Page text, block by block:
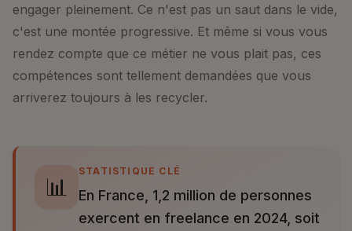
engager pleinement. Ce n'est pas un saut dans le vide,
c'est une montée progressive. Et même si vous vous
rendez compte que ce métier ne vous plait pas, ces
compétences sont tellement demandées que vous
arriverez toujours à les recycler.
📊
STATISTIQUE CLÉ
En France, 1,2 million de personnes
exercent en freelance en 2024, soit